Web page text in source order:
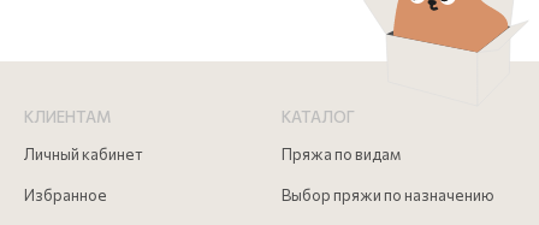
КЛИЕНТАМ
Личный кабинет
Избранное
КАТАЛОГ
Пряжа по видам
Выбор пряжи по назначению